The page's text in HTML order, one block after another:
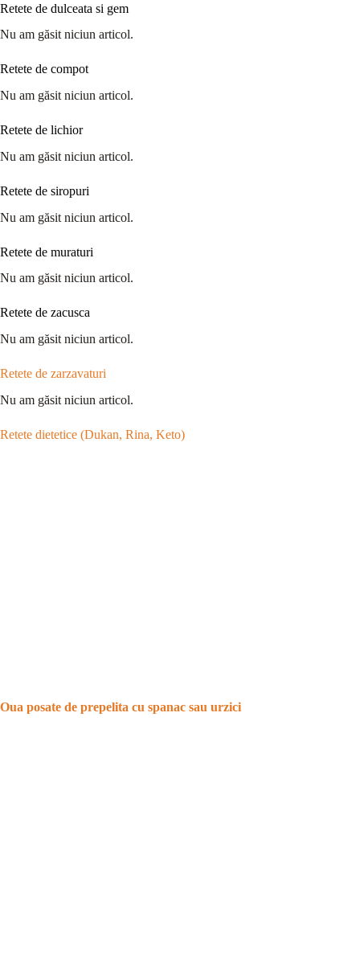
Retete de dulceata si gem
Nu am găsit niciun articol.
Retete de compot
Nu am găsit niciun articol.
Retete de lichior
Nu am găsit niciun articol.
Retete de siropuri
Nu am găsit niciun articol.
Retete de muraturi
Nu am găsit niciun articol.
Retete de zacusca
Nu am găsit niciun articol.
Retete de zarzavaturi
Nu am găsit niciun articol.
Retete dietetice (Dukan, Rina, Keto)
Oua posate de prepelita cu spanac sau urzici